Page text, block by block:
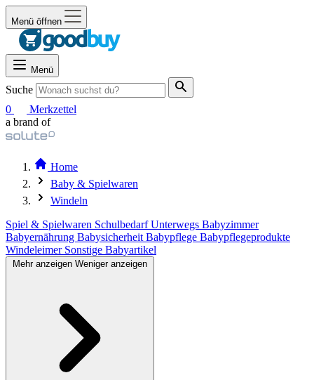
Menü öffnen
Menü
Suche
0
Merkzettel
a brand of
Home
Baby & Spielwaren
Windeln
Spiel & Spielwaren SchulbedarfUnterwegs Babyzimmer
Babyernährung Babysicherheit Babypflege Babypflegeprodukte
Windeleimer Sonstige Babyartikel
Mehr anzeigen Weniger anzeigen